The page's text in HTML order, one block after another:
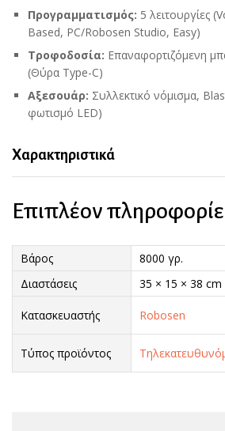
Προγραμματισμός: 5 λειτουργίες
Based, PC/Robosen Studio, Easy)
Τροφοδοσία: Επαναφορτιζόμενη
(Θύρα Type-C)
Αξεσουάρ: Συλλεκτικό νόμισμα,
φωτισμό LED)
Χαρακτηριστικά
Επιπλέον
Βάρος
8000 γρ.
Διαστάσεις
35 × 15 × 38 cm
Κατασκευαστής Robosen
Τύπος προϊόντος